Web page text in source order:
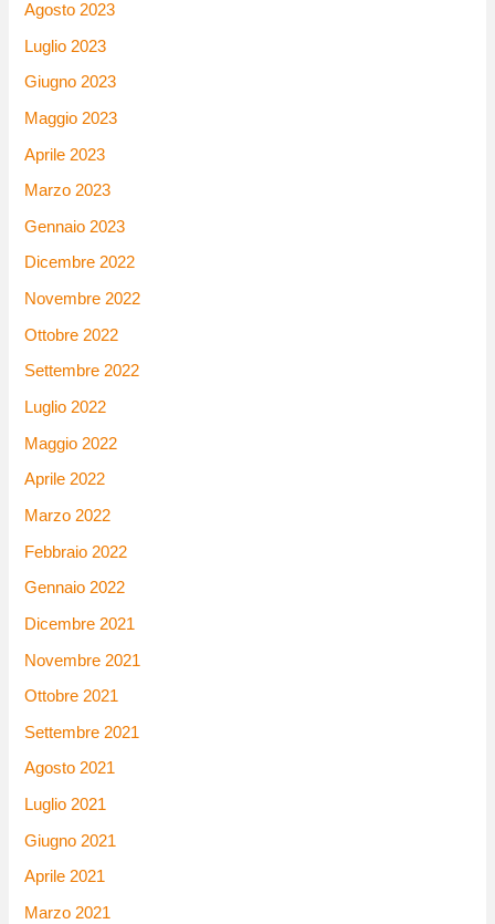
Agosto 2023
Luglio 2023
Giugno 2023
Maggio 2023
Aprile 2023
Marzo 2023
Gennaio 2023
Dicembre 2022
Novembre 2022
Ottobre 2022
Settembre 2022
Luglio 2022
Maggio 2022
Aprile 2022
Marzo 2022
Febbraio 2022
Gennaio 2022
Dicembre 2021
Novembre 2021
Ottobre 2021
Settembre 2021
Agosto 2021
Luglio 2021
Giugno 2021
Aprile 2021
Marzo 2021